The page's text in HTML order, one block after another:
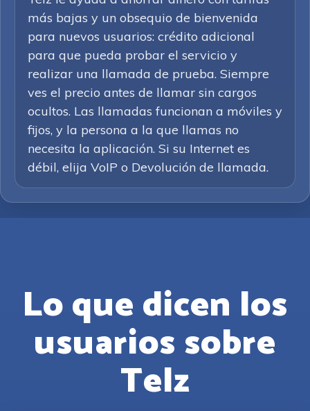
más bajas y un obsequio de bienvenida
para nuevos usuarios: crédito adicional
para que pueda probar el servicio y
realizar una llamada de prueba. Siempre
ves el precio antes de llamar sin cargos
ocultos. Las llamadas funcionan a móviles y
fijos, y la persona a la que llamas no
necesita la aplicación. Si su Internet es
débil, elija VoIP o Devolución de llamada.
Lo que dicen los
usuarios sobre
Telz